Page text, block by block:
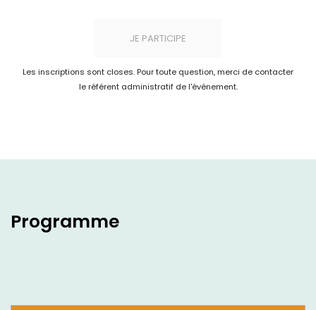
JE PARTICIPE
Les inscriptions sont closes. Pour toute question, merci de contacter
le référent administratif de l'événement.
Programme